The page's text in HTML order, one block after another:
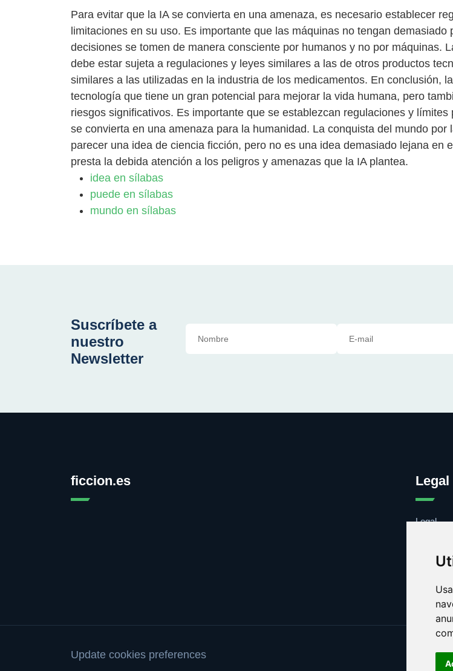
Para evitar que la IA se convierta en una amenaza, es necesario establecer
limitaciones en su uso. Es importante que las máquinas no tengan demasiado
decisiones se tomen de manera consciente por humanos y no por máquinas.
debe estar sujeta a regulaciones y leyes similares a las de otros productos
similares a las utilizadas en la industria de los medicamentos. En conclusión,
tecnología que tiene un gran potencial para mejorar la vida humana, pero
riesgos significativos. Es importante que se establezcan regulaciones y límites
se convierta en una amenaza para la humanidad. La conquista del mundo por
parecer una idea de ciencia ficción, pero no es una idea demasiado lejana en
presta la debida atención a los peligros y amenazas que la IA plantea.
idea en sílabas
puede en sílabas
mundo en sílabas
Suscríbete a
nuestro
Newsletter
ficcion.es Legal
Legal
Contacto
Update cookies preferences